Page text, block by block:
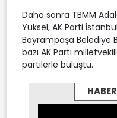
Daha sonra TBMM
Yüksel, AK Parti
Bayrampaşa Belediye
bazı AK Parti
partilerle buluştu.